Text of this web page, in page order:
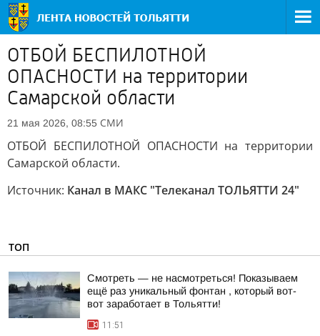
ОТБОЙ БЕСПИЛОТНОЙ
ОПАСНОСТИ на территории
Самарской области
21 мая 2026, 08:55 СМИ
ОТБОЙ БЕСПИЛОТНОЙ ОПАСНОСТИ на территории
Самарской области.
Источник: Канал в МАКС "Телеканал ТОЛЬЯТТИ 24"
ТОП
Смотреть — не насмотреться! Показываем
ещё раз уникальный фонтан , который вот-
вот заработает в Тольятти!
11:51